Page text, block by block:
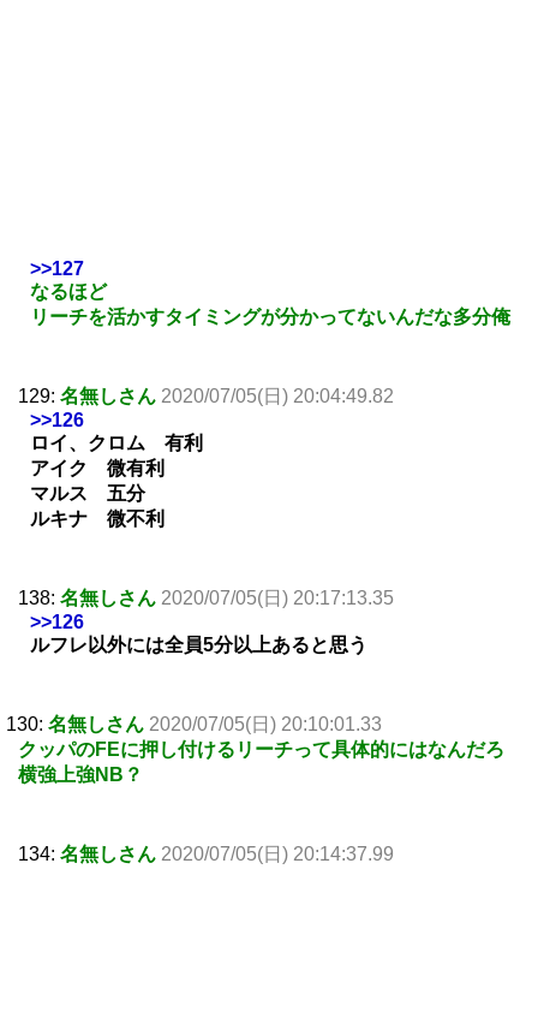
>>127
なるほど
リーチを活かすタイミングが分かってないんだな多分俺
129: 名無しさん 2020/07/05(日) 20:04:49.82
>>126
ロイ、クロム 有利
アイク 微有利
マルス 五分
ルキナ 微不利
138: 名無しさん 2020/07/05(日) 20:17:13.35
>>126
ルフレ以外には全員5分以上あると思う
130: 名無しさん 2020/07/05(日) 20:10:01.33
クッパのFEに押し付けるリーチって具体的にはなんだろ
横強上強NB？
134: 名無しさん 2020/07/05(日) 20:14:37.99